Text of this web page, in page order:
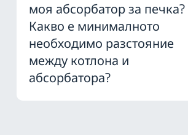
моя абсорбатор за печка?
Какво е минималното
необходимо разстояние
между котлона и
абсорбатора?